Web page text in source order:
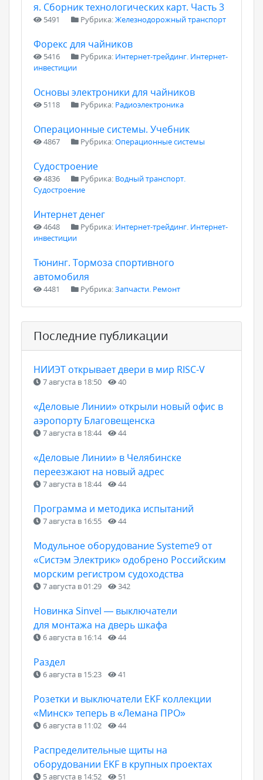
я. Сборник технологических карт. Часть 3
5491 Рубрика:Железнодорожный транспорт
Форекс для чайников
5416 Рубрика: Интернет-трейдинг. Интернет-
инвестиции
Основы электроники для чайников
5118 Рубрика: Радиоэлектроника
Операционные системы. Учебник
4867 Рубрика:Операционные системы
Судостроение
4836 Рубрика: Водный транспорт.
Судостроение
Интернет денег
4648 Рубрика: Интернет-трейдинг. Интернет-
инвестиции
Тюнинг. Тормоза спортивного
автомобиля
4481 Рубрика:Запчасти. Ремонт
Последние публикации
НИИЭТ открывает двери в мир RISC-V
7 августа в 18:50 40
«Деловые Линии» открыли новый офис в
аэропорту Благовещенска
7 августа в 18:44 44
«Деловые Линии» в Челябинске
переезжают на новый адрес
7 августа в 18:44 44
Программа и методика испытаний
7 августа в 16:55 44
Модульное оборудование Systeme9 от
«Систэм Электрик» одобрено Российским
морским регистром судоходства
7 августа в 01:29 342
Новинка Sinvel — выключатели
для монтажа на дверь шкафа
6 августа в 16:14 44
Раздел
6 августа в 15:23 41
Розетки и выключатели EKF коллекции
«Минск» теперь в «Лемана ПРО»
6 августа в 11:02 44
Распределительные щиты на
оборудовании EKF в крупных проектах
5 августа в 14:52 51